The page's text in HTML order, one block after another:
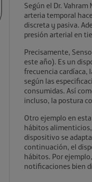
Según el Dr.
arteria temporal
discreta y pasiva.
presión arterial en
Precisamente,
este año). Es un
frecuencia cardíaca,
según las
consumidas. Así
incluso, la postura
Otro ejemplo en
hábitos
dispositivo se
continuación, el
hábitos. Por
notificaciones bien